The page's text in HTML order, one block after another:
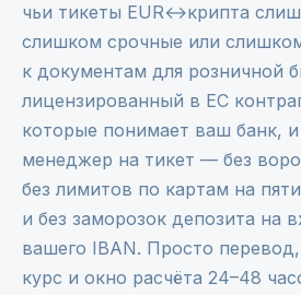
чьи тикеты EUR↔крипта
слишком срочные или
к документам для розничной
лицензированный в ЕС
которые понимает ваш банк,
менеджер на тикет — без
без лимитов по картам на
и без заморозок депозита на
вашего IBAN. Просто
курс и окно расчёта 24–48